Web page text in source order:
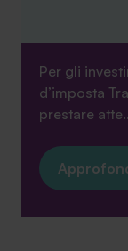
Per gli
d’imposta
prestare